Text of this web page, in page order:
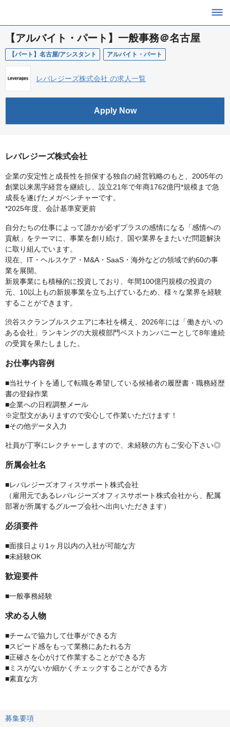
【アルバイト・パート】一般事務＠名古屋
【パート】名古屋/アシスタント アルバイト・パート
レバレジーズ株式会社 の求人一覧
Apply Now
レバレジーズ株式会社
企業の安定性と成長性を担保する独自の経営戦略のもと、2005年の
創業以来黒字経営を継続し、設立21年で年商1762億円*規模まで急
成長を遂げたメガベンチャーです。
*2025年度、会計基準変更前
自分たちの仕事によって誰かが必ずプラスの感情になる「感情への
貢献」をテーマに、事業を創り続け、国や業界をまたいだ問題解決
に取り組んでいます。
現在、IT・ヘルスケア・M&A・SaaS・海外などの領域で約60の事
業を展開。
新規事業にも積極的に投資しており、年間100億円規模の投資の
元、10以上もの新規事業を立ち上げているため、様々な業界を経験
することができます。
渋谷スクランブルスクエアに本社を構え、2026年には「働きがいの
ある会社」ランキングの大規模部門ベストカンパニーとして8年連続
の受賞を果たしました。
お仕事内容例
■当社サイトを通して転職を希望している候補者の履歴書・職務経歴
書の登録作業
■企業への日程調整メール
※定型文がありますので安心して作業いただけます！
■その他データ入力
社員が丁寧にレクチャーしますので、未経験の方もご安心下さい◎
所属会社名
■レバレジーズオフィスサポート株式会社
（雇用元であるレバレジーズオフィスサポート株式会社から、配属
部署が所属するグループ会社へ出向いただきます）
必須要件
■面接日より1ヶ月以内の入社が可能な方
■未経験OK
歓迎要件
■一般事務経験
求める人物
■チームで協力して仕事ができる方
■スピード感をもって業務にあたれる方
■正確さを心がけて作業することができる方
■ミスがないか細かくチェックすることができる方
■素直な方
募集要項